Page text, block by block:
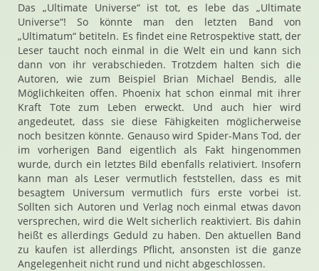
Das „Ultimate Universe“ ist tot, es lebe das „Ultimate
Universe“! So könnte man den letzten Band von
„Ultimatum“ betiteln. Es findet eine Retrospektive statt, der
Leser taucht noch einmal in die Welt ein und kann sich
dann von ihr verabschieden. Trotzdem halten sich die
Autoren, wie zum Beispiel Brian Michael Bendis, alle
Möglichkeiten offen. Phoenix hat schon einmal mit ihrer
Kraft Tote zum Leben erweckt. Und auch hier wird
angedeutet, dass sie diese Fähigkeiten möglicherweise
noch besitzen könnte. Genauso wird Spider-Mans Tod, der
im vorherigen Band eigentlich als Fakt hingenommen
wurde, durch ein letztes Bild ebenfalls relativiert. Insofern
kann man als Leser vermutlich feststellen, dass es mit
besagtem Universum vermutlich fürs erste vorbei ist.
Sollten sich Autoren und Verlag noch einmal etwas davon
versprechen, wird die Welt sicherlich reaktiviert. Bis dahin
heißt es allerdings Geduld zu haben. Den aktuellen Band
zu kaufen ist allerdings Pflicht, ansonsten ist die ganze
Angelegenheit nicht rund und nicht abgeschlossen.